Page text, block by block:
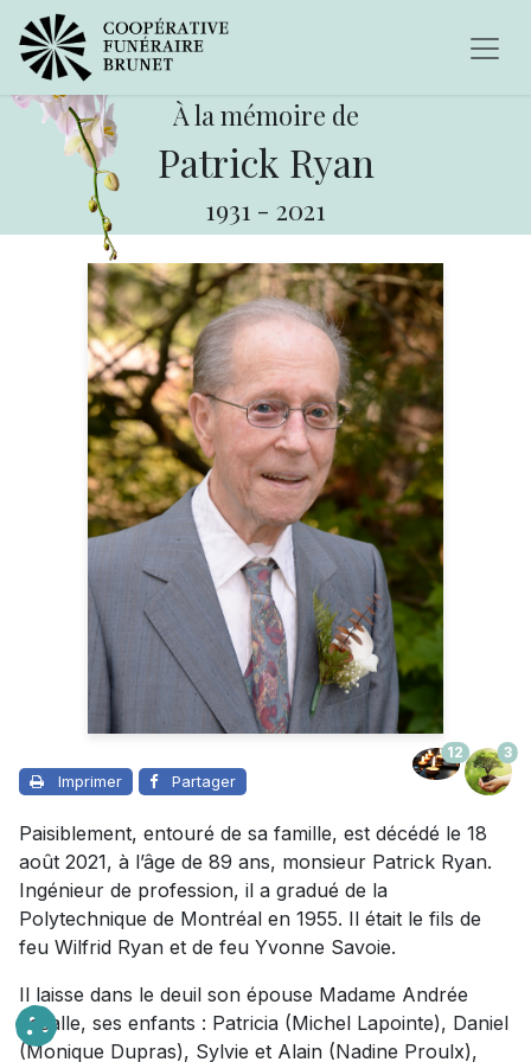
À la mémoire de
Patrick Ryan
1931 - 2021
Imprimer Partager
12 3
Paisiblement, entouré de sa famille, est décédé le 18
août 2021, à l’âge de 89 ans, monsieur Patrick Ryan.
Ingénieur de profession, il a gradué de la
Polytechnique de Montréal en 1955. Il était le fils de
feu Wilfrid Ryan et de feu Yvonne Savoie.
Il laisse dans le deuil son épouse Madame Andrée
Lasalle, ses enfants : Patricia (Michel Lapointe), Daniel
(Monique Dupras), Sylvie et Alain (Nadine Proulx),